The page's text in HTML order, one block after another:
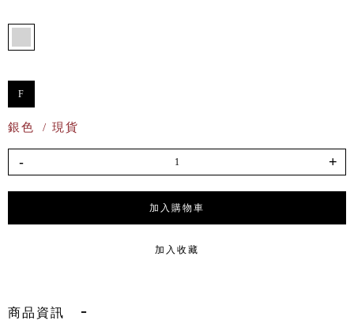
F
銀色 / 現貨
- +
加入購物車
加入收藏
商品資訊